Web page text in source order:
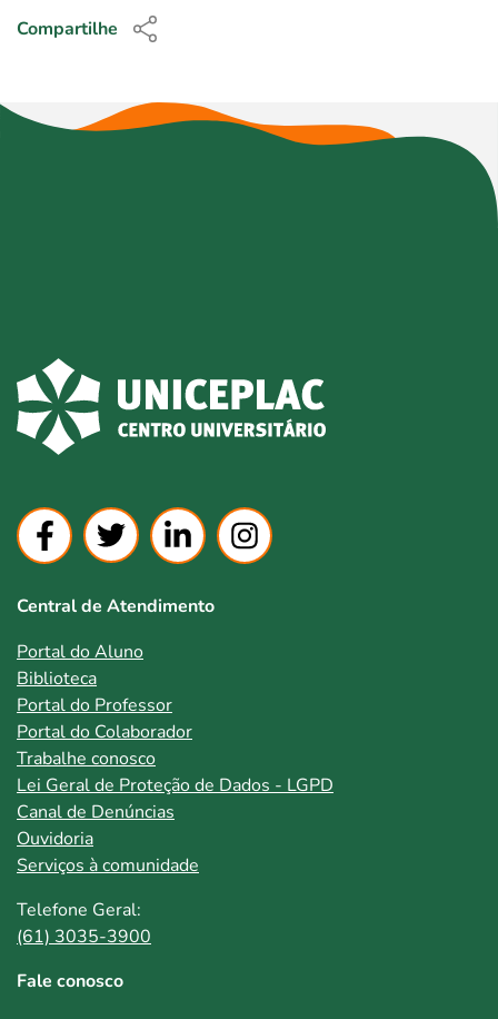
Compartilhe
Central de Atendimento
Portal do Aluno
Biblioteca
Portal do Professor
Portal do Colaborador
Trabalhe conosco
Lei Geral de Proteção de Dados - LGPD
Canal de Denúncias
Ouvidoria
Serviços à comunidade
Telefone Geral:
(61) 3035-3900
Fale conosco